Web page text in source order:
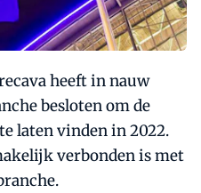
heeft in nauw
besloten om de
laten vinden in 2022.
verbonden is met